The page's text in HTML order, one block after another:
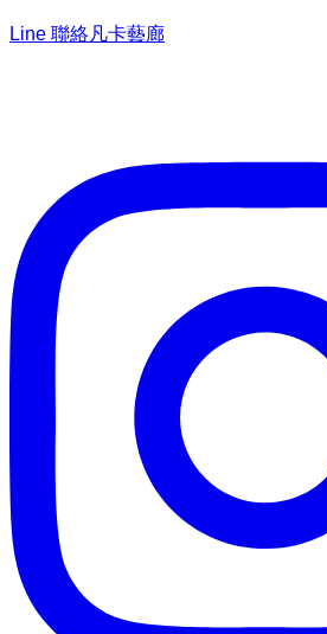
Line 聯絡凡卡藝廊